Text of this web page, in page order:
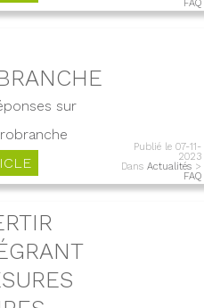
FAQ
sur
Publié le 07-11-
2023
Dans Actualités >
FAQ